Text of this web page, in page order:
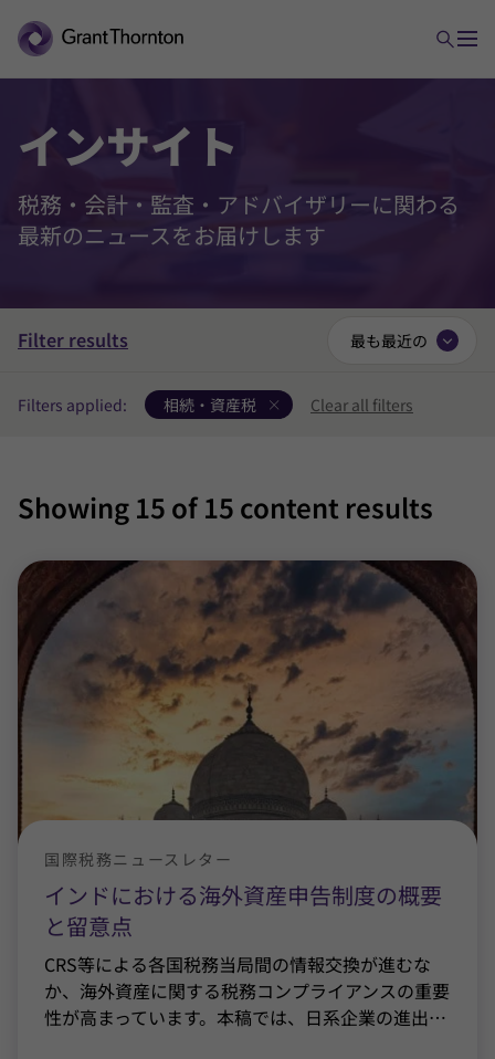
インサイト
税務・会計・監査・アドバイザリーに関わる
最新のニュースをお届けします
Filter results
Filters applied: 相続・資産税 Clear all filters
Showing 15 of 15 content results
最も最近の
インドにおける海外資産申告制度の概要
と留意点
国際税務ニュースレター
CRS等による各国税務当局間の情報交換が進むな
か、海外資産に関する税務コンプライアンスの重要
性が高まっています。本稿では、日系企業の進出…